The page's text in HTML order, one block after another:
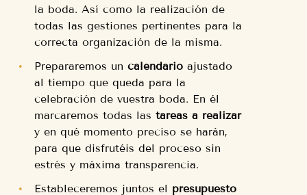
la boda. Así como la realización de
todas las gestiones pertinentes para la
correcta organización de la misma.
Prepararemos un calendario ajustado
al tiempo que queda para la
celebración de vuestra boda. En él
marcaremos todas las tareas a realizar
y en qué momento preciso se harán,
para que disfrutéis del proceso sin
estrés y máxima transparencia.
Estableceremos juntos el presupuesto